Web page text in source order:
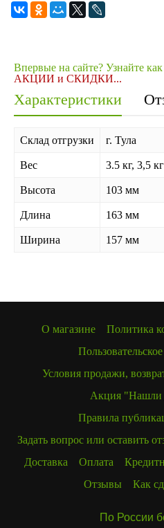
Впервые на сайте? Узнайте
АКЦИИ и СКИДКИ...
Характеристики
Склад отгрузки г. Тула
Вес 3.5 кг, 3,5 кг
Высота 103 мм
Длина 163 мм
Ширина 157 мм
О магазине
Политика
Условия продажи,
Акция "Нашли
Правила
Задать вопрос или оставить
Доставка
Оплата
Отзывы
Как
По России